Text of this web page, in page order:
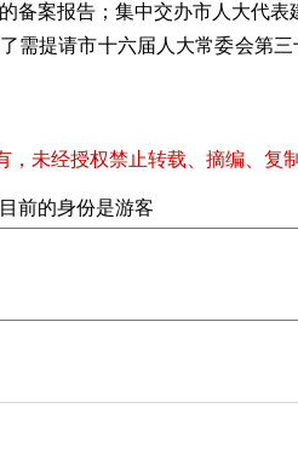
备案报告；集中交办市人大代表
提请市十六届人大常委会第三
，未经授权禁止转载、摘编、复
前的身份是游客